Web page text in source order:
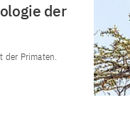
der
der Primaten.